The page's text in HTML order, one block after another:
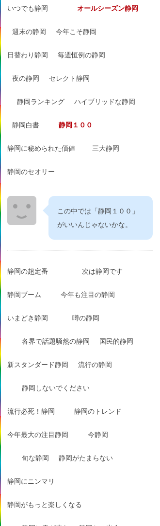
いつでも静岡 オールシーズン静岡
週末の静岡 今年こそ静岡
日替わり静岡 毎週恒例の静岡
夜の静岡 セレクト静岡
静岡ランキング ハイブリッドな静岡
静岡白書 静岡１００
静岡に秘められた価値 三大静岡
静岡のセオリー
この中では「静岡１００」
がいいんじゃないかな。
静岡の超定番 次は静岡です
静岡ブーム 今年も注目の静岡
いまどき静岡 噂の静岡
各界で話題騒然の静岡 国民的静岡
新スタンダード静岡 流行の静岡
静岡しないでください
流行必死！静岡 静岡のトレンド
今年最大の注目静岡 今静岡
旬な静岡 静岡がたまらない
静岡にニンマリ
静岡がもっと楽しくなる